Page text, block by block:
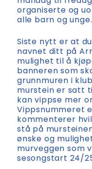
mandag til
organiserte og
alle barn og unge.
Siste nytt er at
navnet ditt på
mulighet til å
banneren som
grunnmuren i
murstein er satt
kan vippse mer
Vippsnummeret
kommenterer
stå på
ønske og
murveggen som
sesongstart 24/